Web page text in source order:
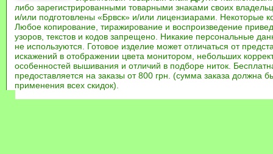
либо зарегистрированными товарными знаками своих
и/или подготовлены «Брвск» и/или лицензиарами. Некоторые
Любое копирование, тиражирование и воспроизведение
узоров, текстов и кодов запрещено. Никакие персональные
не используются. Готовое изделие может отличаться от
искажений в отображении цвета монитором, небольших
особенностей вышивания и отличий в подборе ниток.
предоставляется на заказы от 800 грн. (сумма заказа должна
применения всех скидок).